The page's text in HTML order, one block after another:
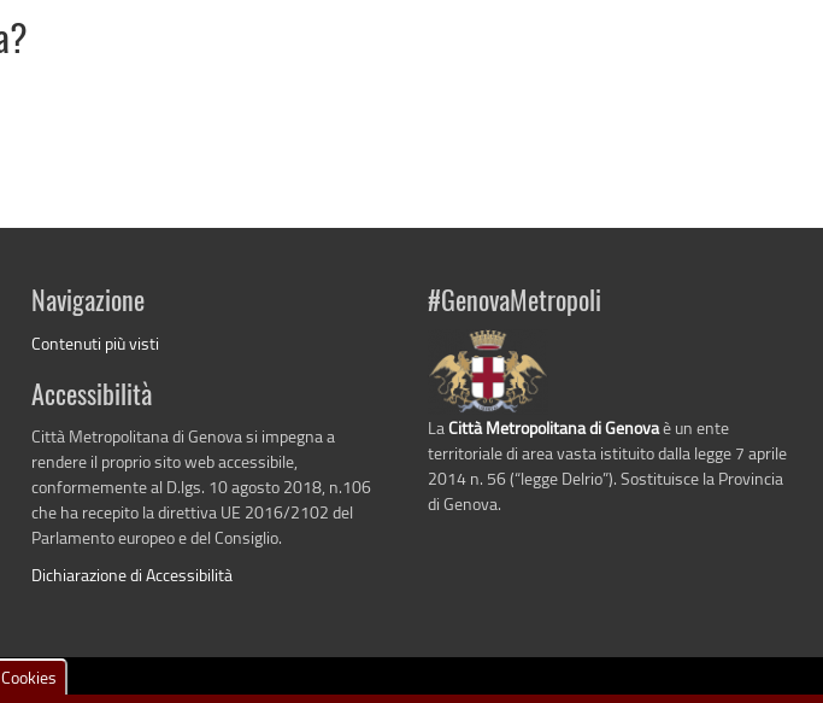
Navigazione
Contenuti più visti
Accessibilità
Città Metropolitana di Genova si impegna a
rendere il proprio sito web accessibile,
conformemente al D.lgs. 10 agosto 2018, n.106
che ha recepito la direttiva UE 2016/2102 del
Parlamento europeo e del Consiglio.
Dichiarazione di Accessibilità
#GenovaMetropoli
La Città Metropolitana di Genovaè un ente
territoriale di area vasta istituito dalla legge 7 aprile
2014 n. 56 (“legge Delrio”). Sostituisce la Provincia
di Genova.